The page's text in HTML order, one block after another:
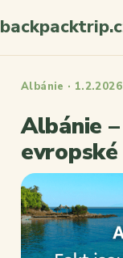
Albánie · 1.2.2026
Albánie